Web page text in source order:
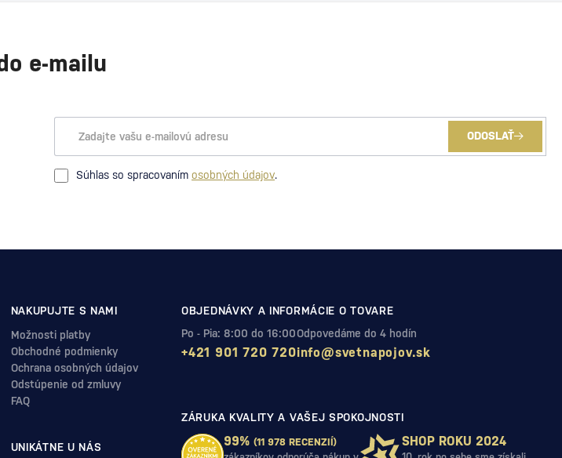
e-mailu
ODOSLAŤ
Súhlas so spracovaním osobných údajov.
NAKUPUJTE S NAMI
Možnosti platby
Obchodné podmienky
Ochrana osobných údajov
Odstúpenie od zmluvy
FAQ
UNIKÁTNE U NÁS
OBJEDNÁVKY A INFORMÁCIE O TOVARE
Po - Pia: 8:00 do 16:00
+421 901 720 720
Odpovedáme do 4 hodín
info@svetnapojov.sk
ZÁRUKA KVALITY A VAŠEJ SPOKOJNOSTI
99% (11 978 RECENZIÍ)
SHOP ROKU 2024